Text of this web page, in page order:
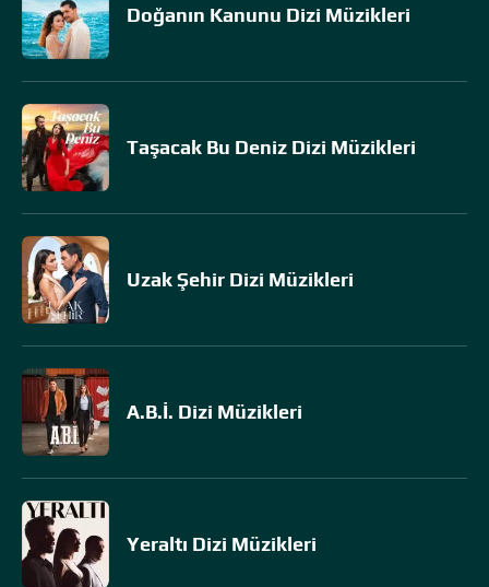
Doğanın Kanunu Dizi Müzikleri
Taşacak Bu Deniz Dizi Müzikleri
Uzak Şehir Dizi Müzikleri
A.B.İ. Dizi Müzikleri
Yeraltı Dizi Müzikleri